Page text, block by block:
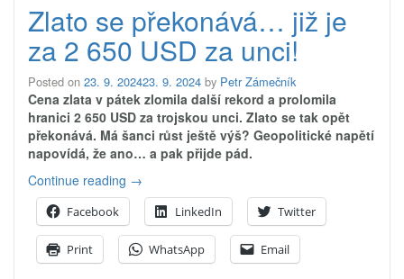
Zlato se překonává… již je
za 2 650 USD za unci!
Posted on 23. 9. 202423. 9. 2024 by Petr Zámečník
Cena zlata v pátek zlomila další rekord a prolomila
hranici 2 650 USD za trojskou unci. Zlato se tak opět
překonává. Má šanci růst ještě výš? Geopolitické napětí
napovídá, že ano… a pak přijde pád.
Continue reading „Zlato
se
překonává…
již
je
za
→
Facebook LinkedIn Twitter
Print WhatsApp Email